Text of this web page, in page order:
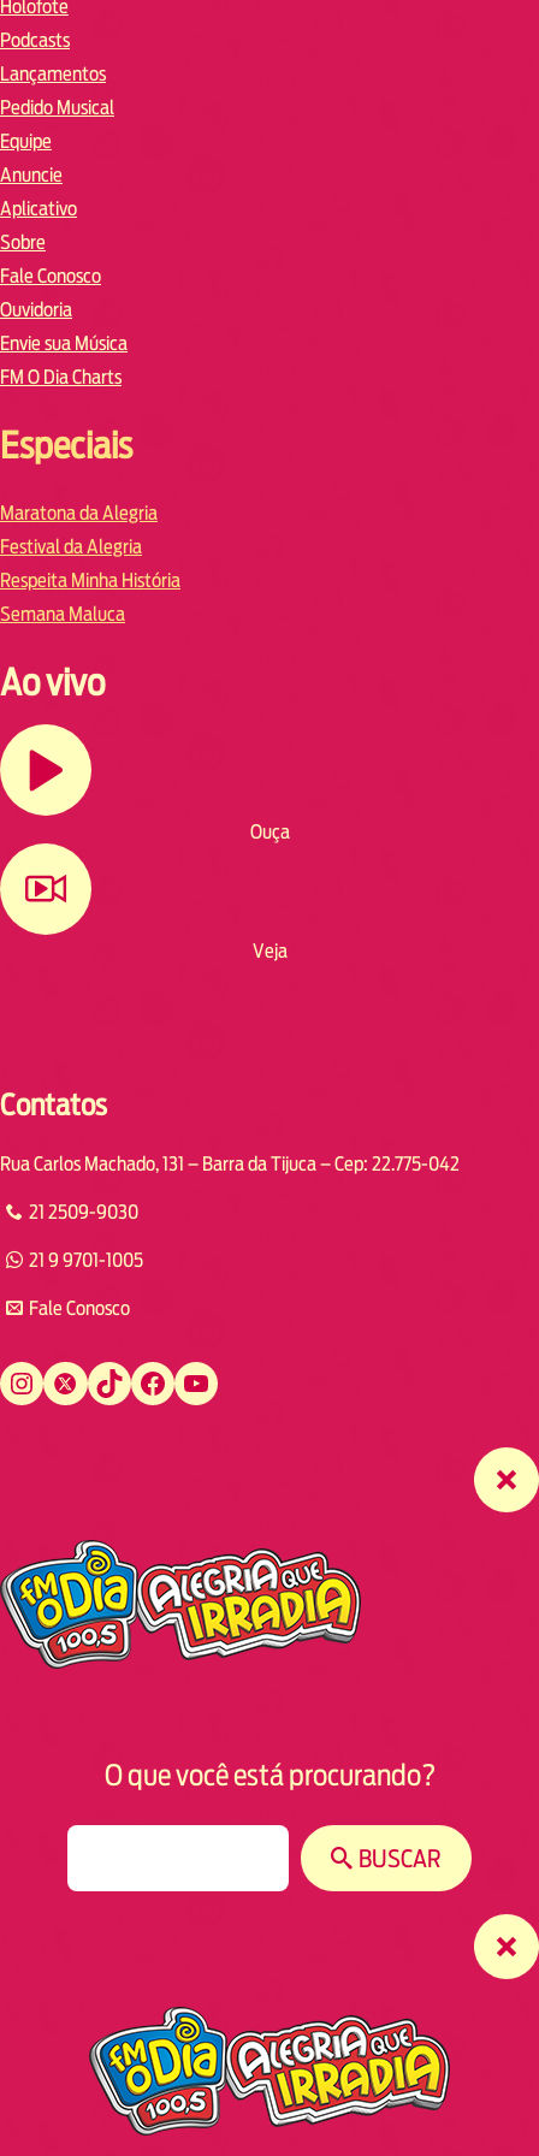
Holofote
Podcasts
Lançamentos
Pedido Musical
Equipe
Anuncie
Aplicativo
Sobre
Fale Conosco
Ouvidoria
Envie sua Música
FM O Dia Charts
Especiais
Maratona da Alegria
Festival da Alegria
Respeita Minha História
Semana Maluca
Ao vivo
Ouça
Veja
Contatos
Rua Carlos Machado, 131 – Barra da Tijuca – Cep: 22.775-042
21 2509-9030
21 9 9701-1005
Fale Conosco
Instagram Twitter TikTok Facebook YouTube
O que você está procurando?
BUSCAR